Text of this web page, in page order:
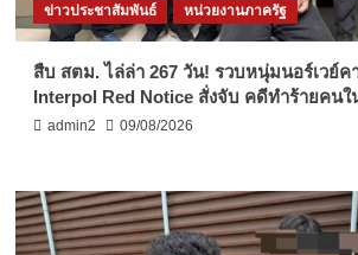
ข่าวประชาสัมพันธ์ หน่วยงานภาครัฐ
สืบ สตม. ไล่ล่า 267 วัน! รวบหนุ่มนอร์เวย์ค
Interpol Red Notice สั่งจับ คดีทำร้ายคนใ
admin2 09/08/2026